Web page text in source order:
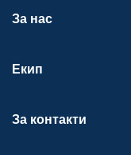
За нас
Екип
За контакти